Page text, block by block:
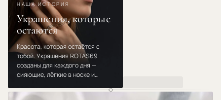
НАША ИСТОРИЯ
Украшения, которые
остаются
Красота, которая остаётся с
тобой. Украшения ROTAS69
созданы для каждого дня —
сияющие, лёгкие в носке и
которые повторяются. Носи,